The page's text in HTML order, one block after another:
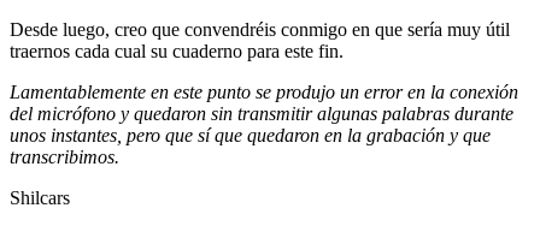
Desde luego, creo que convendréis conmigo en que sería muy útil
traernos cada cual su cuaderno para este fin.
Lamentablemente en este punto se produjo un error en la conexión
del micrófono y quedaron sin transmitir algunas palabras durante
unos instantes, pero que sí que quedaron en la grabación y que
transcribimos.
Shilcars